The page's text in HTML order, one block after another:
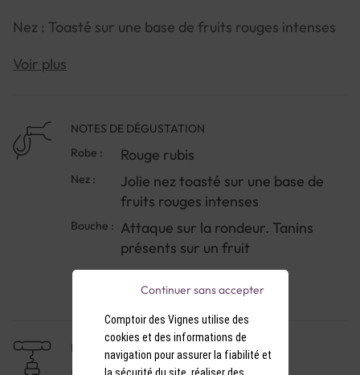
Nez : Toasté sur une base de fruits rouges intenses
Bouche : Equilibré avec une finale longue et
Voir plus
NOTES DE DÉGUSTATION
Robe :
Rouge rubis
Nez :
Jolie nez toasté sur une base de
fruits rouges intenses
Bouche : Attaque sur la rondeur. Tanins
présents sur un fruit
mûr
NIVEAU DE GARDE
Comptoir des Vignes utilise des
cookies et des informations de
navigation pour assurer la fiabilité et
la sécurité du site, réaliser des
Continuer sans accepter